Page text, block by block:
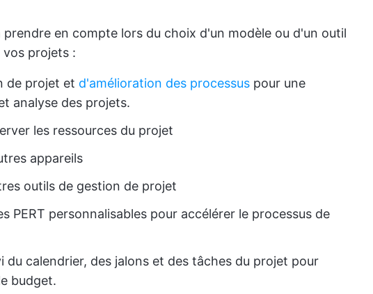
prendre en compte lors du choix d'un modèle ou d'un outil
vos projets :
de projet et d'amélioration des processus pour une
analyse des projets.
les ressources du projet
appareils
outils de gestion de projet
PERT personnalisables pour accélérer le processus de
du calendrier, des jalons et des tâches du projet pour
budget.